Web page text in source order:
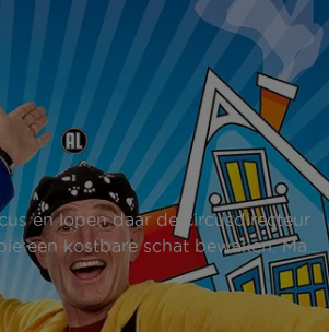
en lopen daar de circusdirecteur
een kostbare schat bewaken. Maar